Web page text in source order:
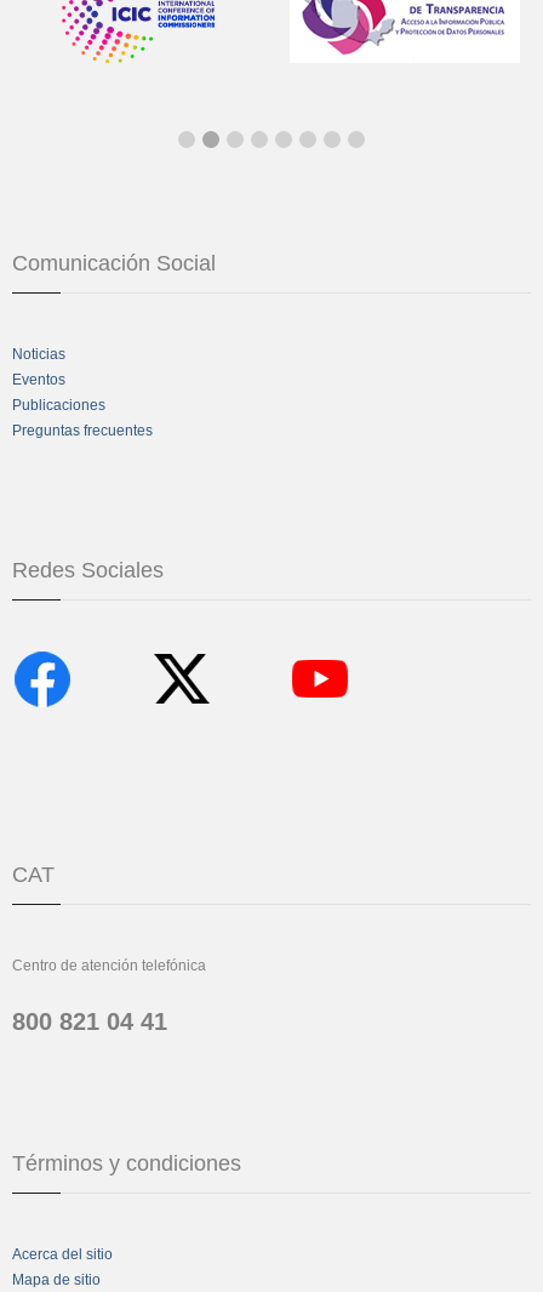
Comunicación Social
Noticias
Eventos
Publicaciones
Preguntas frecuentes
Redes Sociales
CAT
Centro de atención telefónica
800 821 04 41
Términos y condiciones
Acerca del sitio
Mapa de sitio